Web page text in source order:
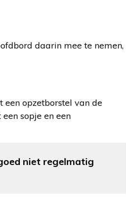
daarin mee te nemen,
een opzetborstel van de
sopje en een
niet regelmatig